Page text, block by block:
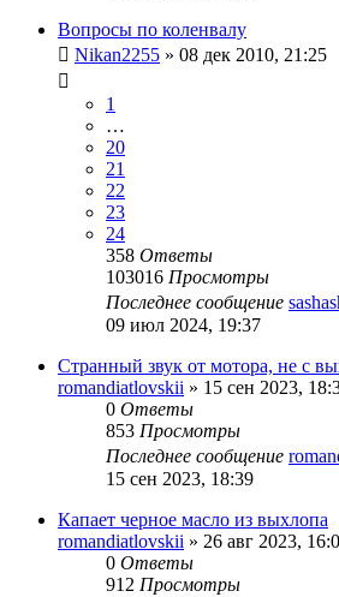
Вопросы по коленвалу
Nikan2255 » 08 дек 2010, 21:25
1
…
20
21
22
23
24
358 Ответы
103016 Просмотры
Последнее сообщение
09 июл 2024, 19:37
Странный звук от мотора, не с
romandiatlovskii » 15 сен 2023,
0 Ответы
853 Просмотры
Последнее сообщение
15 сен 2023, 18:39
Капает черное масло из выхлопа
romandiatlovskii » 26 авг 2023,
0 Ответы
912 Просмотры